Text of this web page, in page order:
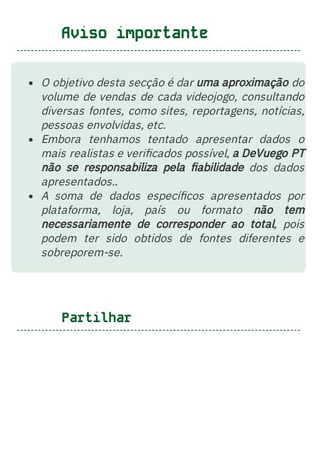
Aviso importante
O objetivo desta secção é dar uma aproximaçãodo
volume de vendas de cada videojogo, consultando
diversas fontes, como sites, reportagens, notícias,
pessoas envolvidas, etc.
Embora tenhamos tentado apresentar dados o
mais realistas e verificados possível, a DeVuego PT
não se responsabiliza pela fiabilidadedos dados
apresentados..
A soma de dados específicos apresentados por
plataforma, loja, país ou formato não tem
necessariamente de corresponder ao total, pois
podem ter sido obtidos de fontes diferentes e
sobreporem-se.
Partilhar